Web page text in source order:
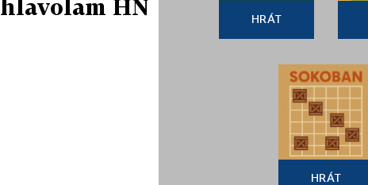
hlavolam HN
HRÁT
HRÁT